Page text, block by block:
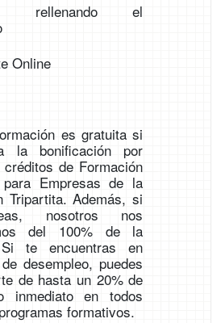
rellenando el
Online
es gratuita si
la bonificación por
de Formación
para Empresas de la
Tripartita. Además, si
nosotros nos
del 100% de la
te encuentras en
desempleo, puedes
de hasta un 20% de
inmediato en todos
formativos.